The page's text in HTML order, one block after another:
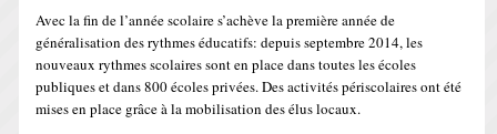
Avec la fin de l’année scolaire s’achève la première année de
généralisation des rythmes éducatifs: depuis septembre 2014, les
nouveaux rythmes scolaires sont en place dans toutes les écoles
publiques et dans 800 écoles privées. Des activités périscolaires ont été
mises en place grâce à la mobilisation des élus locaux.